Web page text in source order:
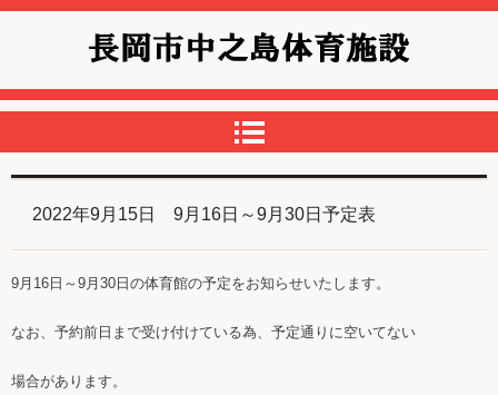
中之島体育館
2022年9月15日 9月16日～9月30日予定表
9月16日～9月30日の体育館の予定をお知らせいたします。
なお、予約前日まで受け付けている為、予定通りに空いてない
場合があります。